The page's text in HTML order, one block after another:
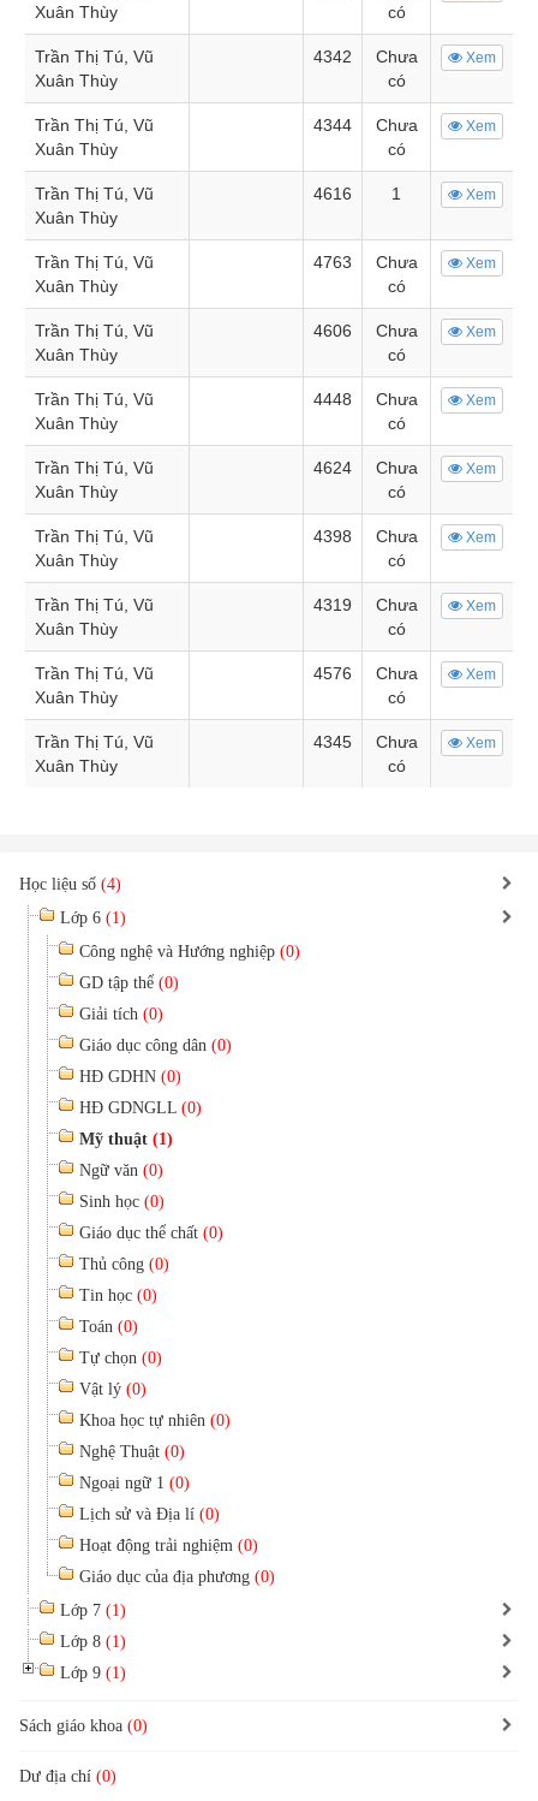
Xuân Thùy
có
Trần Thị Tú, Vũ
Xuân Thùy
4342
Chưa
có
Xem
Trần Thị Tú, Vũ
Xuân Thùy
4344
Chưa
có
Xem
Trần Thị Tú, Vũ
Xuân Thùy
4616 1 Xem
Trần Thị Tú, Vũ
Xuân Thùy
4763
Chưa
có
Xem
Trần Thị Tú, Vũ
Xuân Thùy
4606
Chưa
có
Xem
Trần Thị Tú, Vũ
Xuân Thùy
4448
Chưa
có
Xem
Trần Thị Tú, Vũ
Xuân Thùy
4624
Chưa
có
Xem
Trần Thị Tú, Vũ
Xuân Thùy
4398
Chưa
có
Xem
Trần Thị Tú, Vũ
Xuân Thùy
4319
Chưa
có
Xem
Trần Thị Tú, Vũ
Xuân Thùy
4576
Chưa
có
Xem
Trần Thị Tú, Vũ
Xuân Thùy
4345
Chưa
có
Xem
Học liệu số (4)
Lớp 6 (1)
Công nghệ và Hướng nghiệp (0)
GD tập thể (0)
Giải tích (0)
Giáo dục công dân (0)
HĐ GDHN (0)
HĐ GDNGLL (0)
Mỹ thuật (1)
Ngữ văn (0)
Sinh học (0)
Giáo dục thể chất (0)
Thủ công (0)
Tin học (0)
Toán (0)
Tự chọn (0)
Vật lý (0)
Khoa học tự nhiên (0)
Nghệ Thuật (0)
Ngoại ngữ 1 (0)
Lịch sử và Địa lí (0)
Hoạt động trải nghiệm (0)
Giáo dục của địa phương (0)
Lớp 7 (1)
Lớp 8 (1)
Lớp 9 (1)
Sách giáo khoa (0)
Dư địa chí (0)